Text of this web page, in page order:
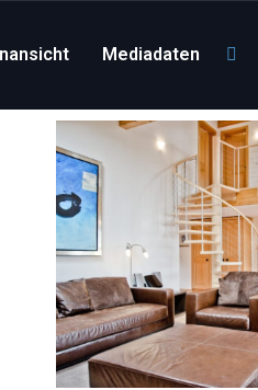
Mediadaten